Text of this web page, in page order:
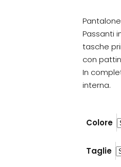
Passanti
tasche
con
In
interna.
Colore
Taglie